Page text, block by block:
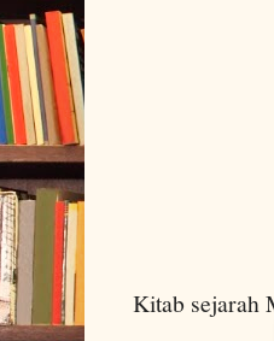
Kitab sejarah